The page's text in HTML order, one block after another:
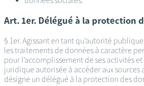
Art. 1er. Délégué à la protection
§ 1er. Agissant en tant qu’autorité
les traitements de données à caractère
pour l’accomplissement de ses activités
juridique autorisée à accéder aux
désigne un délégué à la protection des